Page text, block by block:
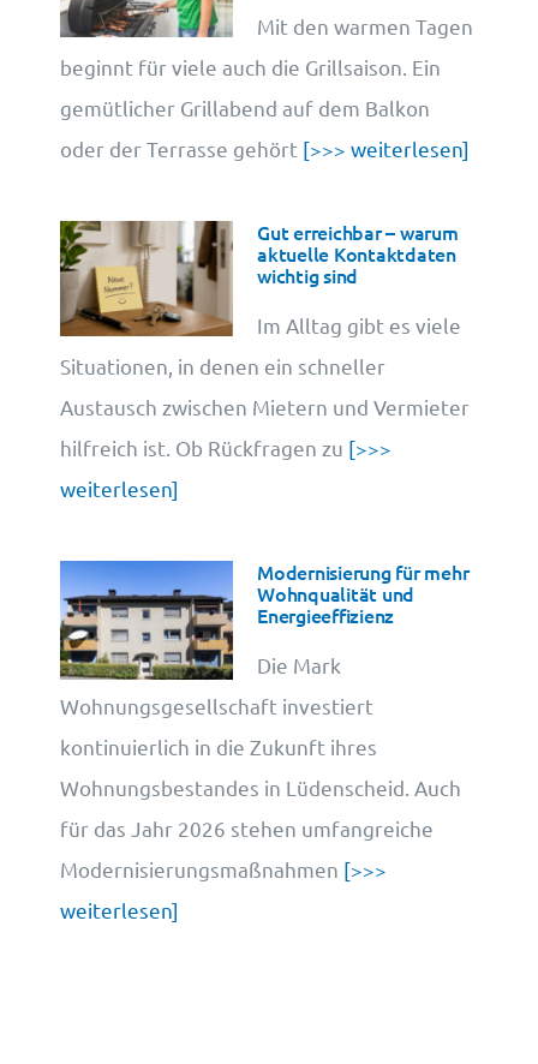
Mit den warmen Tagen
beginnt für viele auch die Grillsaison. Ein
gemütlicher Grillabend auf dem Balkon
oder der Terrasse gehört [>>> weiterlesen]
Gut erreichbar – warum
aktuelle Kontaktdaten
wichtig sind
Im Alltag gibt es viele
Situationen, in denen ein schneller
Austausch zwischen Mietern und Vermieter
hilfreich ist. Ob Rückfragen zu [>>>
weiterlesen]
Modernisierung für mehr
Wohnqualität und
Energieeffizienz
Die Mark
Wohnungsgesellschaft investiert
kontinuierlich in die Zukunft ihres
Wohnungsbestandes in Lüdenscheid. Auch
für das Jahr 2026 stehen umfangreiche
Modernisierungsmaßnahmen [>>>
weiterlesen]